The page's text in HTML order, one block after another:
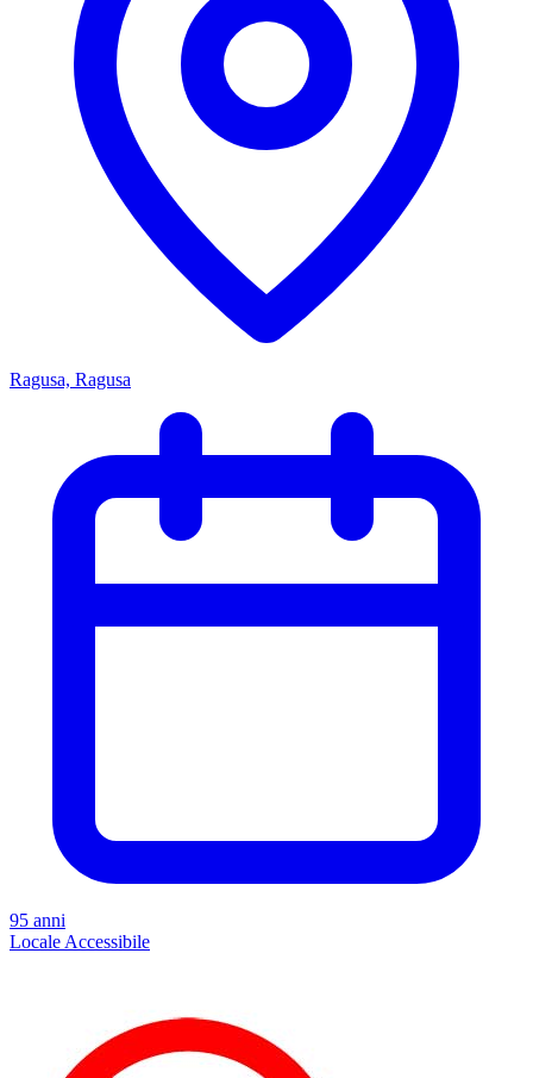
Ragusa, Ragusa
95 anni
Locale Accessibile